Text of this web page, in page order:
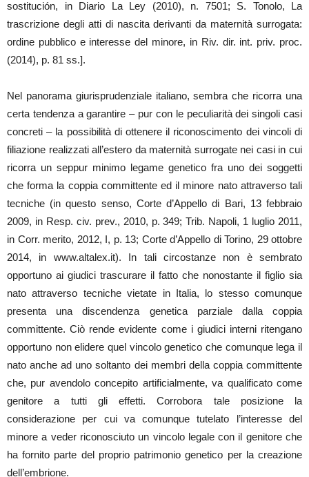
sostitución, in Diario La Ley (2010), n. 7501; S. Tonolo, La
trascrizione degli atti di nascita derivanti da maternità surrogata:
ordine pubblico e interesse del minore, in Riv. dir. int. priv. proc.
(2014), p. 81 ss.].
Nel panorama giurisprudenziale italiano, sembra che ricorra una
certa tendenza a garantire – pur con le peculiarità dei singoli casi
concreti – la possibilità di ottenere il riconoscimento dei vincoli di
filiazione realizzati all’estero da maternità surrogate nei casi in cui
ricorra un seppur minimo legame genetico fra uno dei soggetti
che forma la coppia committente ed il minore nato attraverso tali
tecniche (in questo senso, Corte d’Appello di Bari, 13 febbraio
2009, in Resp. civ. prev., 2010, p. 349; Trib. Napoli, 1 luglio 2011,
in Corr. merito, 2012, I, p. 13; Corte d’Appello di Torino, 29 ottobre
2014, in www.altalex.it). In tali circostanze non è sembrato
opportuno ai giudici trascurare il fatto che nonostante il figlio sia
nato attraverso tecniche vietate in Italia, lo stesso comunque
presenta una discendenza genetica parziale dalla coppia
committente. Ciò rende evidente come i giudici interni ritengano
opportuno non elidere quel vincolo genetico che comunque lega il
nato anche ad uno soltanto dei membri della coppia committente
che, pur avendolo concepito artificialmente, va qualificato come
genitore a tutti gli effetti. Corrobora tale posizione la
considerazione per cui va comunque tutelato l’interesse del
minore a veder riconosciuto un vincolo legale con il genitore che
ha fornito parte del proprio patrimonio genetico per la creazione
dell’embrione.